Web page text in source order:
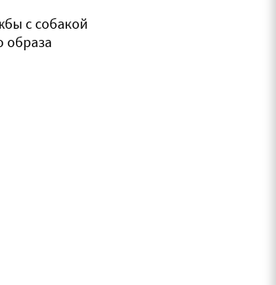
с собакой
образа